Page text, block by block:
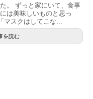
。 ずっと家にいて、食事
は美味しいものと思っ
マスクはしてこな...
を読む